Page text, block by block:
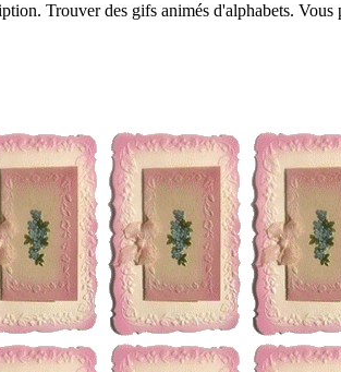
Trouver des gifs animés d'alphabets.